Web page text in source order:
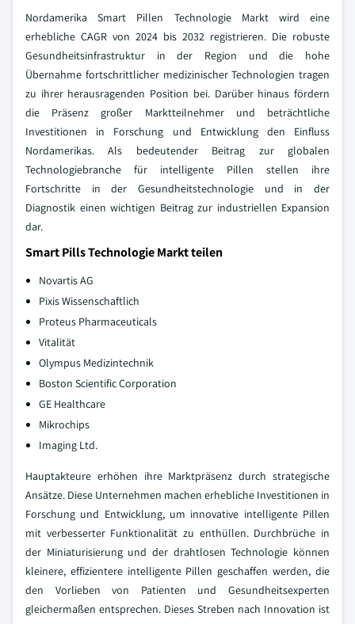
Nordamerika Smart Pillen Technologie Markt wird eine
erhebliche CAGR von 2024 bis 2032 registrieren. Die robuste
Gesundheitsinfrastruktur in der Region und die hohe
Übernahme fortschrittlicher medizinischer Technologien tragen
zu ihrer herausragenden Position bei. Darüber hinaus fördern
die Präsenz großer Marktteilnehmer und beträchtliche
Investitionen in Forschung und Entwicklung den Einfluss
Nordamerikas. Als bedeutender Beitrag zur globalen
Technologiebranche für intelligente Pillen stellen ihre
Fortschritte in der Gesundheitstechnologie und in der
Diagnostik einen wichtigen Beitrag zur industriellen Expansion
dar.
Smart Pills Technologie Markt teilen
Novartis AG
Pixis Wissenschaftlich
Proteus Pharmaceuticals
Vitalität
Olympus Medizintechnik
Boston Scientific Corporation
GE Healthcare
Mikrochips
Imaging Ltd.
Hauptakteure erhöhen ihre Marktpräsenz durch strategische
Ansätze. Diese Unternehmen machen erhebliche Investitionen in
Forschung und Entwicklung, um innovative intelligente Pillen
mit verbesserter Funktionalität zu enthüllen. Durchbrüche in
der Miniaturisierung und der drahtlosen Technologie können
kleinere, effizientere intelligente Pillen geschaffen werden, die
den Vorlieben von Patienten und Gesundheitsexperten
gleichermaßen entsprechen. Dieses Streben nach Innovation ist